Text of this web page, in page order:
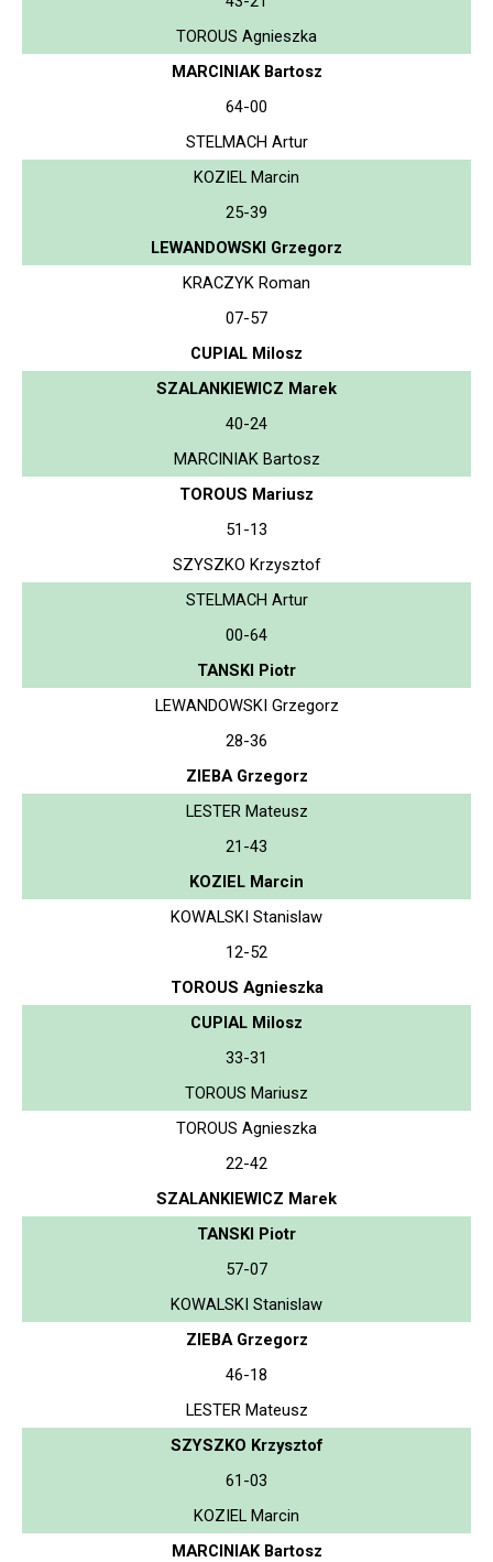
TOROUS Agnieszka
MARCINIAK Bartosz
64-00
STELMACH Artur
KOZIEL Marcin
25-39
LEWANDOWSKI Grzegorz
KRACZYK Roman
07-57
CUPIAL Milosz
SZALANKIEWICZ Marek
40-24
MARCINIAK Bartosz
TOROUS Mariusz
51-13
SZYSZKO Krzysztof
STELMACH Artur
00-64
TANSKI Piotr
LEWANDOWSKI Grzegorz
28-36
ZIEBA Grzegorz
LESTER Mateusz
21-43
KOZIEL Marcin
KOWALSKI Stanislaw
12-52
TOROUS Agnieszka
CUPIAL Milosz
33-31
TOROUS Mariusz
TOROUS Agnieszka
22-42
SZALANKIEWICZ Marek
TANSKI Piotr
57-07
KOWALSKI Stanislaw
ZIEBA Grzegorz
46-18
LESTER Mateusz
SZYSZKO Krzysztof
61-03
KOZIEL Marcin
MARCINIAK Bartosz